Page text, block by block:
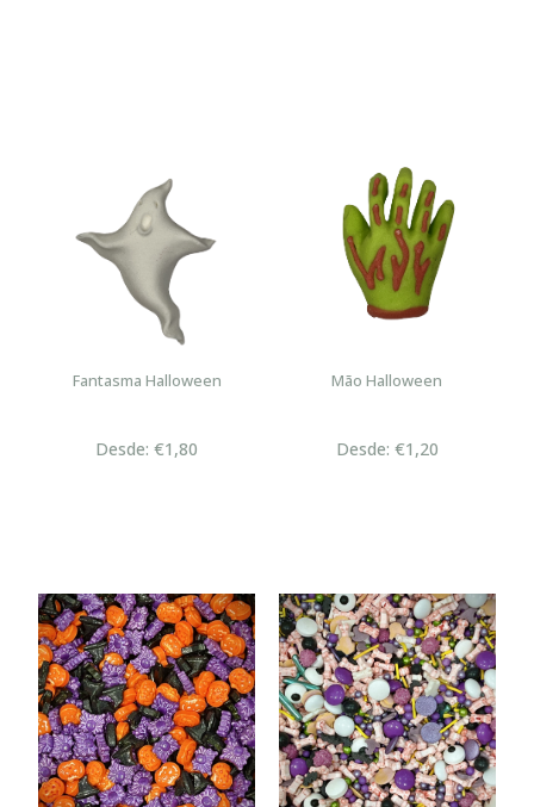
Fantasma Halloween
Desde: €1,80
Mão Halloween
Desde: €1,20